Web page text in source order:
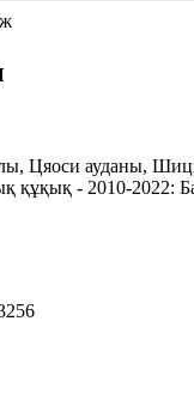
Цяоси ауданы,
құқық - 2010-2022: